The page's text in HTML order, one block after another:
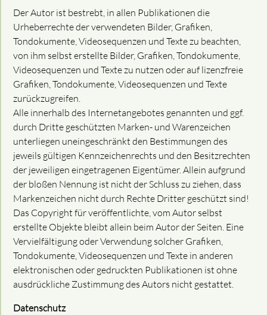
Der Autor ist bestrebt, in allen Publikationen die
Urheberrechte der verwendeten Bilder, Grafiken,
Tondokumente, Videosequenzen und Texte zu beachten,
von ihm selbst erstellte Bilder, Grafiken, Tondokumente,
Videosequenzen und Texte zu nutzen oder auf lizenzfreie
Grafiken, Tondokumente, Videosequenzen und Texte
zurückzugreifen.
Alle innerhalb des Internetangebotes genannten und ggf.
durch Dritte geschützten Marken- und Warenzeichen
unterliegen uneingeschränkt den Bestimmungen des
jeweils gültigen Kennzeichenrechts und den Besitzrechten
der jeweiligen eingetragenen Eigentümer. Allein aufgrund
der bloßen Nennung ist nicht der Schluss zu ziehen, dass
Markenzeichen nicht durch Rechte Dritter geschützt sind!
Das Copyright für veröffentlichte, vom Autor selbst
erstellte Objekte bleibt allein beim Autor der Seiten. Eine
Vervielfältigung oder Verwendung solcher Grafiken,
Tondokumente, Videosequenzen und Texte in anderen
elektronischen oder gedruckten Publikationen ist ohne
ausdrückliche Zustimmung des Autors nicht gestattet.
Datenschutz